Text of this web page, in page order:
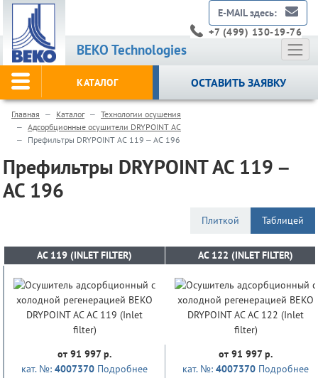
BEKO Technologies
E-MAIL здесь:
+7 (499) 130-19-76
КАТАЛОГ ОСТАВИТЬ ЗАЯВКУ
Главная Каталог
Технологии осушения
Адсорбционные осушители DRYPOINT AC
Префильтры DRYPOINT AC 119 – AC 196
Префильтры DRYPOINT AC 119 –
AC 196
Плиткой Таблицей
AC 119 (INLET FILTER) AC 122 (INLET FILTER)
AC 119 (INLET FILTER) AC 122 (INLET FILTER)
от 91 997 р.
кат. №: 4007370 Подробнее
от 91 997 р.
кат. №: 4007370 Подробнее